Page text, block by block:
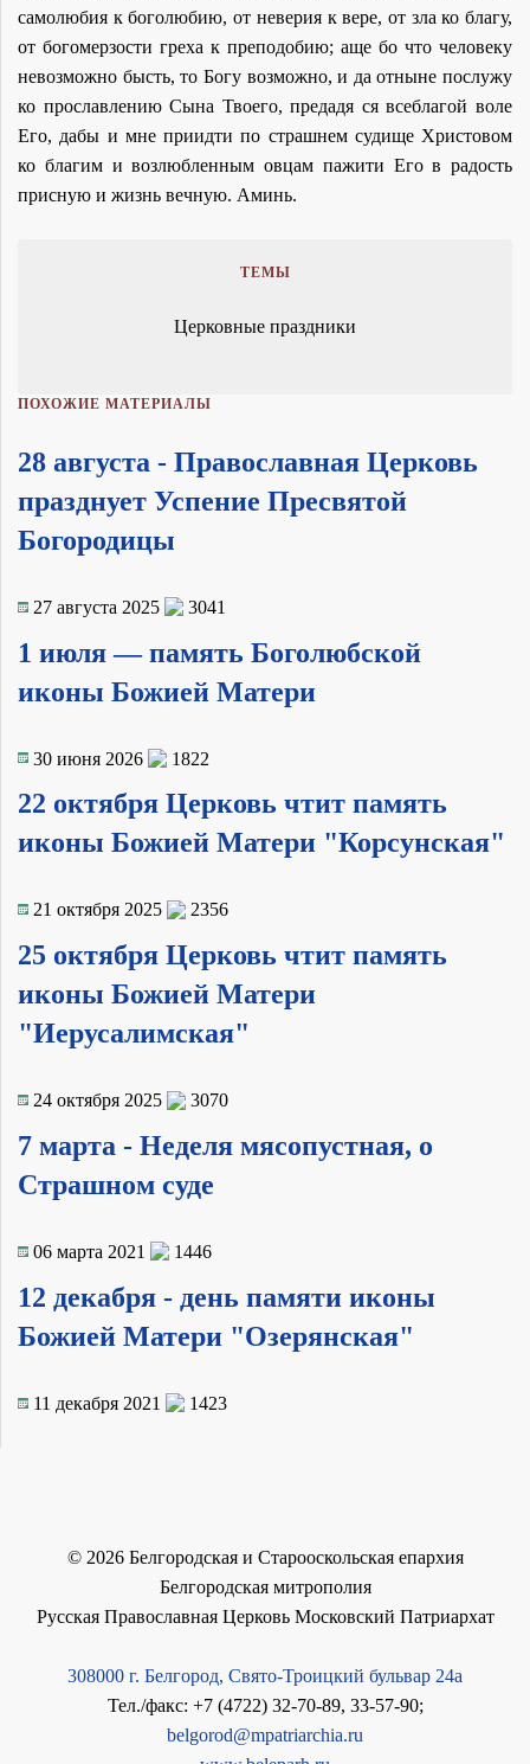
самолюбия к боголюбию, от неверия к вере, от зла ко благу,
от богомерзости греха к преподобию; аще бо что человеку
невозможно бысть, то Богу возможно, и да отныне послужу
ко прославлению Сына Твоего, предадя ся всеблагой воле
Его, дабы и мне приидти по страшнем судище Христовом
ко благим и возлюбленным овцам пажити Его в радость
присную и жизнь вечную. Аминь.
ТЕМЫ
Церковные праздники
ПОХОЖИЕ МАТЕРИАЛЫ
28 августа - Православная Церковь
празднует Успение Пресвятой
Богородицы
27 августа 2025 3041
1 июля — память Боголюбской
иконы Божией Матери
30 июня 2026 1822
22 октября Церковь чтит память
иконы Божией Матери "Корсунская"
21 октября 2025 2356
25 октября Церковь чтит память
иконы Божией Матери
"Иерусалимская"
24 октября 2025 3070
7 марта - Неделя мясопустная, о
Страшном суде
06 марта 2021 1446
12 декабря - день памяти иконы
Божией Матери "Озерянская"
11 декабря 2021 1423
© 2026Белгородская и Старооскольская епархия
Белгородская митрополия
Русская Православная Церковь Московский Патриархат
308000 г. Белгород, Свято-Троицкий бульвар 24а
Тел./факс: +7 (4722) 32-70-89, 33-57-90;
belgorod@mpatriarchia.ru